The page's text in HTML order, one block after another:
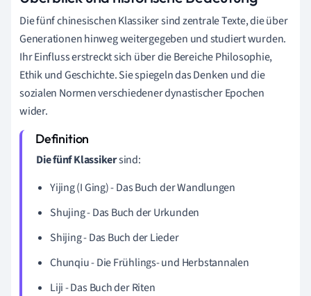
Die fünf chinesischen Klassiker sind zentrale Texte, die über
Generationen hinweg weitergegeben und studiert wurden.
Ihr Einfluss erstreckt sich über die Bereiche Philosophie,
Ethik und Geschichte. Sie spiegeln das Denken und die
sozialen Normen verschiedener dynastischer Epochen
wider.
Die fünf Klassikersind:
Yijing (I Ging) - Das Buch der Wandlungen
Shujing - Das Buch der Urkunden
Shijing - Das Buch der Lieder
Chunqiu - Die Frühlings- und Herbstannalen
Liji - Das Buch der Riten